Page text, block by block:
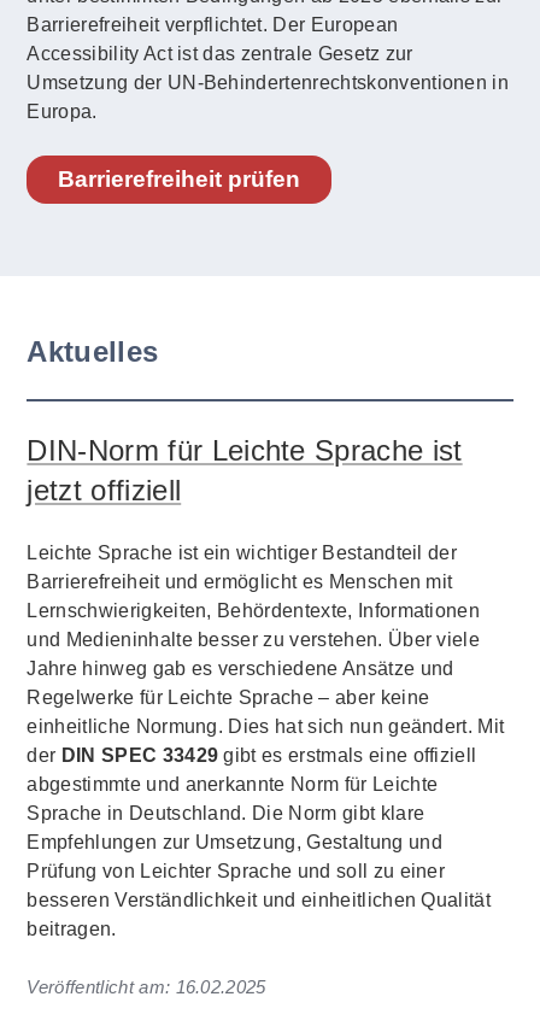
Barrierefreiheit verpflichtet. Der European
Accessibility Act ist das zentrale Gesetz zur
Umsetzung der UN-Behindertenrechtskonventionen in
Europa.
Barrierefreiheit prüfen
Aktuelles
DIN-Norm für Leichte Sprache ist
jetzt offiziell
Leichte Sprache ist ein wichtiger Bestandteil der
Barrierefreiheit und ermöglicht es Menschen mit
Lernschwierigkeiten, Behördentexte, Informationen
und Medieninhalte besser zu verstehen. Über viele
Jahre hinweg gab es verschiedene Ansätze und
Regelwerke für Leichte Sprache – aber keine
einheitliche Normung. Dies hat sich nun geändert. Mit
der DIN SPEC 33429 gibt es erstmals eine offiziell
abgestimmte und anerkannte Norm für Leichte
Sprache in Deutschland. Die Norm gibt klare
Empfehlungen zur Umsetzung, Gestaltung und
Prüfung von Leichter Sprache und soll zu einer
besseren Verständlichkeit und einheitlichen Qualität
beitragen.
Veröffentlicht am: 16.02.2025